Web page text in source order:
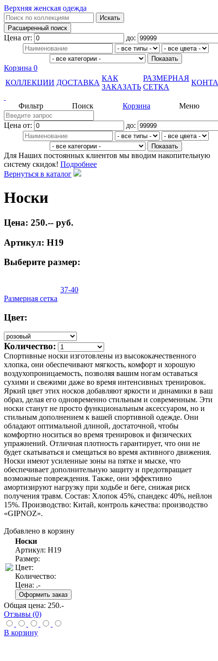
Верхняя женская одежда
Цена от: до:
Корзина 0
КОЛЛЕКЦИИ ДОСТАВКА
КАК
ЗАКАЗАТЬ
РАЗМЕРНАЯ
СЕТКА
Меню
Корзина
Поиск
Фильтр
Цена от: до:
Для Наших постоянных клиентов мы вводим накопительную
систему скидок! Подробнее
Вернуться в каталог
Носки
Цена: 250.-- руб.
Артикул: Н19
Выберите размер:
37-40
Размерная сетка
Цвет:
Количество:
Спортивные носки изготовлены из высококачественного
хлопка, они обеспечивают мягкость, комфорт и хорошую
воздухопроницаемость, позволяя вашим ногам оставаться
сухими и свежими даже во время интенсивных тренировок.
Яркий цвет этих носков добавляют яркости и динамики в ваш
образ, делая его одновременно стильным и современным. Эти
носки станут не просто функциональным аксессуаром, но и
стильным дополнением к вашей спортивной одежде. Они
обладают оптимальной длиной, достаточной, чтобы
комфортно носиться во время тренировок и физических
упражнений. Отличная плотность гарантирует, что они не
будет скатываться и смещаться во время активного движения.
Носки имеют усиленные зоны на пятке и мыске, что
обеспечивает дополнительную защиту и предотвращает
возможные повреждения. Также, они эффективно
амортизируют нагрузку при ходьбе и беге, снижая риск
получения травм. Состав: Хлопок 45%, спандекс 40%, нейлон
15%. Производство: Китай, контроль качества: производство
«GIPNOZ».
Добавлено в корзину
Носки
Артикул: Н19
Размер:
Цвет:
Количество:
Цена: .-
Общая цена: 250.-
Отзывы (0)
В корзину